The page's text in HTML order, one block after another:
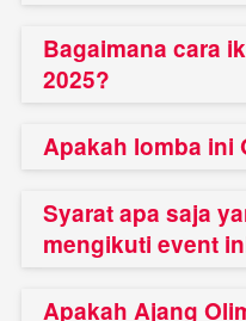
Bagaimana cara
2025?
Apakah lomba ini
Syarat apa saja
mengikuti event
Apakah Ajang